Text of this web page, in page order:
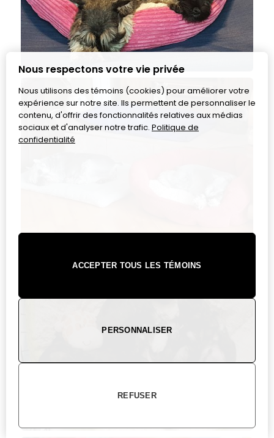
Nous respectons votre vie privée
Nous utilisons des témoins (cookies) pour améliorer votre
expérience sur notre site. Ils permettent de personnaliser le
contenu, d'offrir des fonctionnalités relatives aux médias
sociaux et d'analyser notre trafic. Politique de
confidentialité
ACCEPTER TOUS LES TÉMOINS
PERSONNALISER
REFUSER